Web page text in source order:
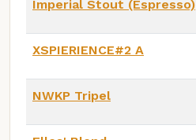
Imperial Stout (Espresso)
XSPIERIENCE#2 A
NWKP Tripel